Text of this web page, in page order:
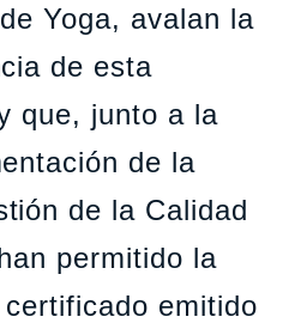
Yoga, avalan la
de esta
que, junto a la
de la
de la Calidad
permitido la
emitido